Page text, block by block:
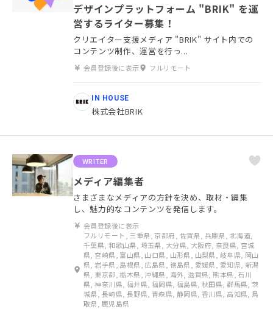
デザインプラットフォーム "BRIK" を運
営するライター募集！
クリエイター支援メディア "BRIK" サイト内での
コンテンツ制作、運営を行っ...
会員登録後に表示 フルリモート
IN HOUSE
株式会社BRIK
WRITER
メディア編集者
さまざまなメディアの方針を決め、取材・編集
し、魅力的なコンテンツを発信します。
会員登録後に表示
フルリモート, 三重県, 京都府, 佐賀県, 兵庫県, 北海道,
千葉県, 和歌山県, 埼玉県, 大分県, 大阪府, 奈良県, 宮城
県, 宮崎県, 富山県, 山口県, 山形県, 山梨県, 岐阜県, 岡山
県, 岩手県, 島根県, 広島県, 徳島県, 愛媛県, 愛知県, 新潟
県, 東京都, 栃木県, 沖縄県, 海外, 滋賀県, 熊本県, 石川
県, 神奈川県, 福井県, 福岡県, 福島県, 秋田県, 群馬県, 茨
城県, 長崎県, 長野県, 青森県, 静岡県, 香川県, 高知県, 鳥
取県, 鹿児島県